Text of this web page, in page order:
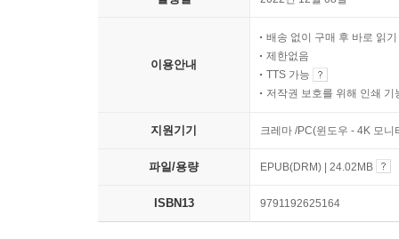
이용안내
배송 없이 구매 후 바로 읽기
제한없음
TTS 가능
저작권 보호를 위해 인쇄 기
지원기기 크레마 /PC(윈도우 - 4K 모
파일/용량 EPUB(DRM) | 24.02MB
ISBN13 9791192625164